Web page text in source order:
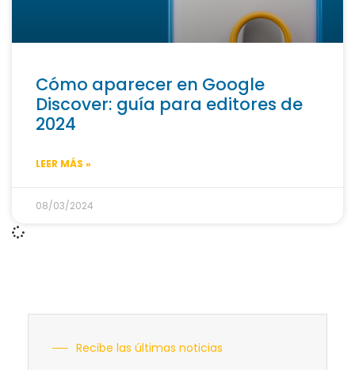
Cómo aparecer en Google
Discover: guía para editores de
2024
LEER MÁS »
08/03/2024
Recibe las últimas noticias